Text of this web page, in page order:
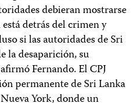
debieran mostrarse
detrás del crimen y
si las autoridades de Sri
la desaparición, su
Fernando. El CPJ
permanente de Sri Lanka